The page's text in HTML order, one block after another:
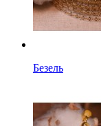
Безель